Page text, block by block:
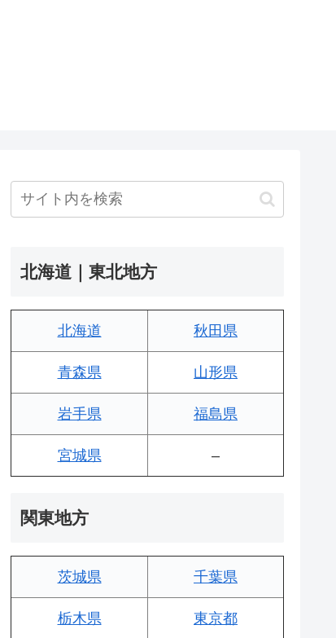
北海道｜東北地方
北海道 秋田県
青森県 山形県
岩手県 福島県
宮城県 –
関東地方
茨城県 千葉県
栃木県 東京都